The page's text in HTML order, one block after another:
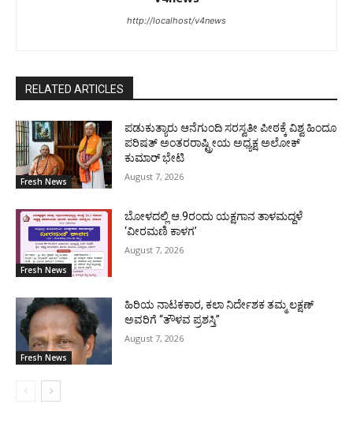
http://localhost/v4news
RELATED ARTICLES
Fresh News
ಪಡುಕುತ್ಯಾರು ಆನೆಗುಂದಿ ಸರಸ್ವತೀ ಪೀಠಕ್ಕೆ ವಿಶ್ವ ಹಿಂದೂ
ಪರಿಷತ್ ಅಂತರರಾಷ್ಟ್ರೀಯ ಅಧ್ಯಕ್ಷ ಅಲೋಕ್
ಕುಮಾರ್ ಭೇಟಿ
August 7, 2026
Fresh News
ಬೋಳದಲ್ಲಿ ಆ.9ರಂದು ಯಕ್ಷಗಾನ ತಾಳಮದ್ದಳೆ
‘ವೀರಮಣಿ ಕಾಳಗ’
August 7, 2026
Fresh News
ಹಿರಿಯ ನಾಟಕಕಾರ, ಕಲಾ ನಿರ್ದೇಶಕ ತಮ್ಮ ಲಕ್ಷಣ್
ಅವರಿಗೆ “ತೌಳವ ಪ್ರಶಸ್ತಿ”
August 7, 2026